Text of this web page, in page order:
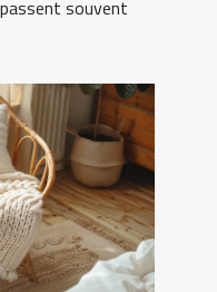
souvent